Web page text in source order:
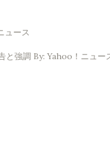
ュース
強調 By: Yahoo！ニュー